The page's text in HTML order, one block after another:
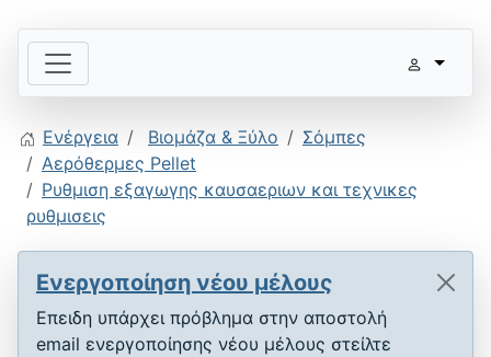
Ενέργεια Βιομάζα & Ξύλο
Σόμπες
Αερόθερμες Pellet
Ρυθμιση εξαγωγης καυσαεριων και τεχνικες
ρυθμισεις
Ενεργοποίηση νέου μέλους
Επειδη υπάρχει πρόβλημα στην αποστολή
email ενεργοποίησης νέου μέλους στείλτε